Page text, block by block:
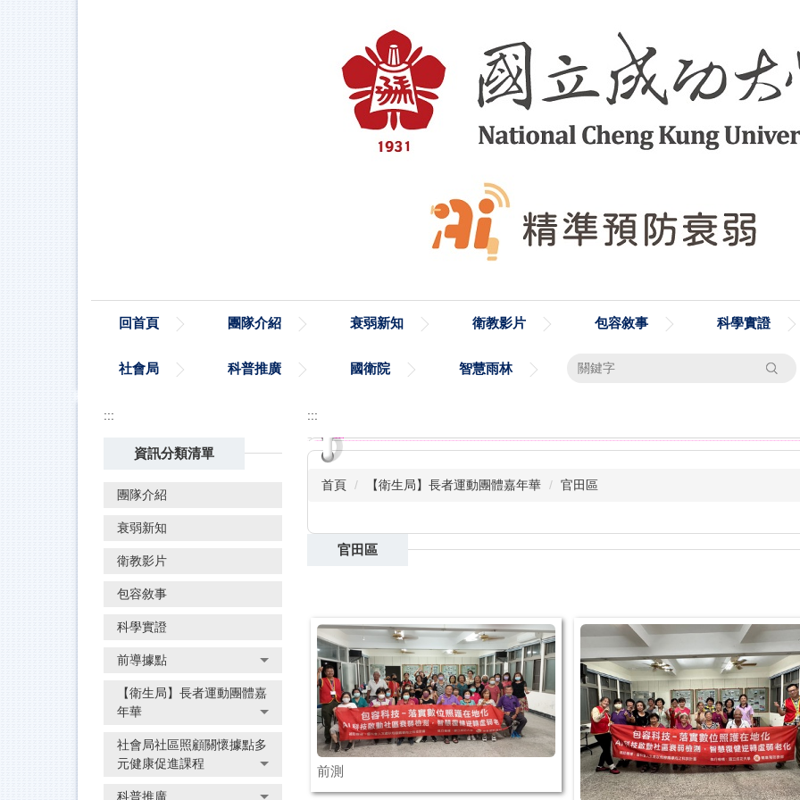
回首頁 團隊介紹 衰弱新知 衛教影片 包容敘事 科學實證
社會局 科普推廣 國衛院 智慧雨林 搜尋
:::
資訊分類清單
團隊介紹
衰弱新知
衛教影片
包容敘事
科學實證
前導據點
【衛生局】長者運動團體嘉
年華
社會局社區照顧關懷據點多
元健康促進課程
科普推廣
:::
首頁 【衛生局】長者運動團體嘉年華 官田區
官田區
前測